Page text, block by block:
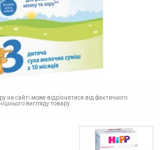
на сайті може відрізнятися від фактичного
вигляду товару.